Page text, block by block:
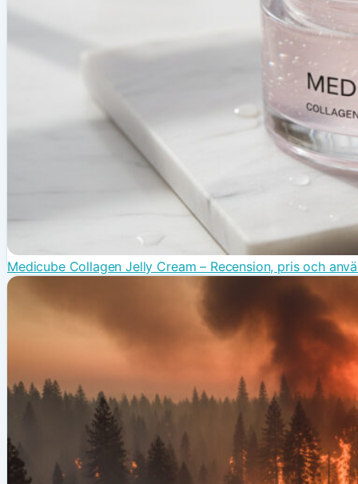
Medicube Collagen Jelly Cream – Recension, pris och